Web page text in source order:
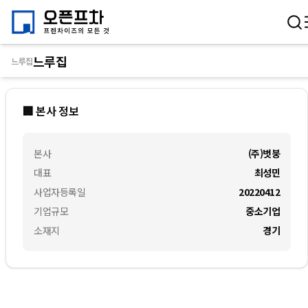
🏢 본사 정보
본사
대표
사업자등록일
기업규모
소재지
(주)벗붕
최성민
20220412
중소기업
경기
느루집느루집